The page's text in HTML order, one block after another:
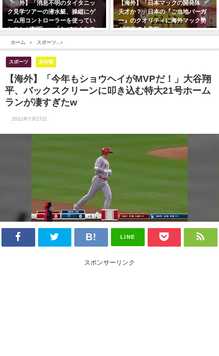
【海外】「消息不明のタイタニッ
ク見学ツアーの潜水艇、操縦にゲ
ーム用コントローラーを使ってい
たことが判明」→「なぜそんなモ
ノで...」
【海外】「日本マックの開発陣は
天才か？」日本の『ご当地バーガ
ー』のクオリティに海外マック勢
が嫉妬で大発狂ｗ
ホーム スポーツ
スポーツ 未分類
【海外】「今年もショウヘイがMVPだ！」大谷翔
平、バックスクリーンに叩き込む特大21号ホーム
ランが凄すぎたw
2022年7月27日
LINE
スポンサーリンク